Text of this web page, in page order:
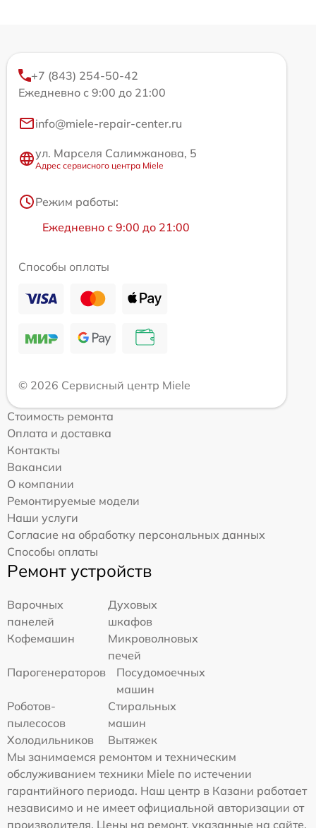
+7 (843) 254-50-42
Ежедневно с 9:00 до 21:00
info@miele-repair-center.ru
ул. Марселя Салимжанова, 5
Адрес сервисного центра Miele
Режим работы:
Ежедневно с 9:00 до 21:00
Способы оплаты
© 2026 Сервисный центр Miele
Стоимость ремонта
Оплата и доставка
Контакты
Вакансии
О компании
Ремонтируемые модели
Наши услуги
Согласие на обработку персональных данных
Способы оплаты
Ремонт устройств
Варочных
панелей
Духовых
шкафов
Кофемашин
Микроволновых
печей
Парогенераторов
Посудомоечных
машин
Роботов-
пылесосов
Стиральных
машин
Холодильников
Вытяжек
Мы занимаемся ремонтом и техническим
обслуживанием техники Miele по истечении
гарантийного периода. Наш центр в Казани работает
независимо и не имеет официальной авторизации от
производителя. Цены на ремонт, указанные на сайте,